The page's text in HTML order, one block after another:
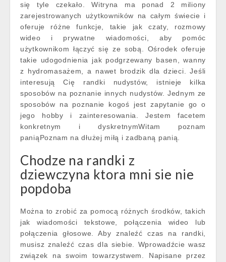
się tyle czekało. Witryna ma ponad 2 miliony
zarejestrowanych użytkowników na całym świecie i
oferuje różne funkcje, takie jak czaty, rozmowy
wideo i prywatne wiadomości, aby pomóc
użytkownikom łączyć się ze sobą. Ośrodek oferuje
takie udogodnienia jak podgrzewany basen, wanny
z hydromasażem, a nawet brodzik dla dzieci. Jeśli
interesują Cię randki nudystów, istnieje kilka
sposobów na poznanie innych nudystów. Jednym ze
sposobów na poznanie kogoś jest zapytanie go o
jego hobby i zainteresowania. Jestem facetem
konkretnym i dyskretnymWitam poznam
paniąPoznam na dłużej miłą i zadbaną panią.
Chodze na randki z
dziewczyna ktora mni sie nie
popdoba
Można to zrobić za pomocą różnych środków, takich
jak wiadomości tekstowe, połączenia wideo lub
połączenia głosowe. Aby znaleźć czas na randki,
musisz znaleźć czas dla siebie. Wprowadźcie wasz
związek na swoim towarzystwem. Napisane przez